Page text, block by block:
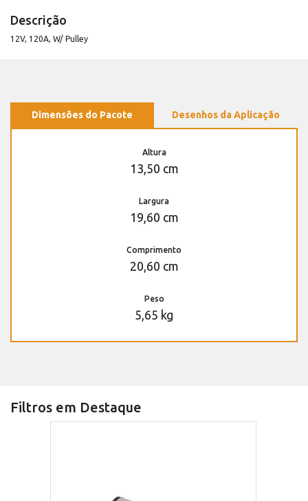
Descrição
12V, 120A, W/ Pulley
Dimensões do Pacote Desenhos da Aplicação
Altura
13,50 cm
Largura
19,60 cm
Comprimento
20,60 cm
Peso
5,65 kg
Filtros em Destaque